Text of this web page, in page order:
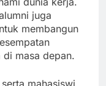
juga
membangun
masa depan.